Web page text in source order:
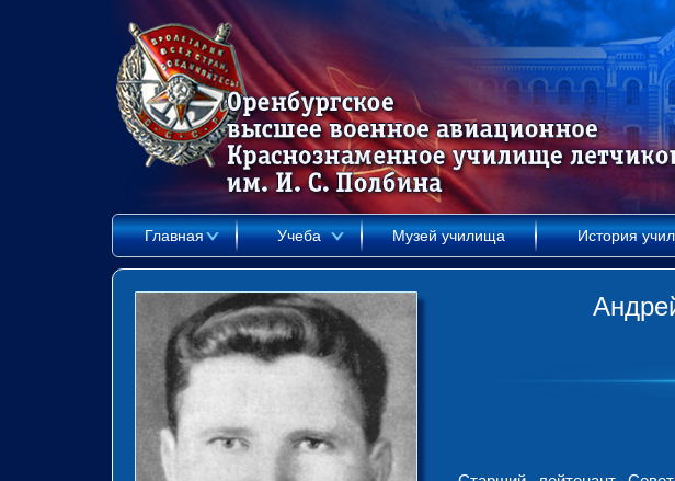
Главная Учеба Музей училища История